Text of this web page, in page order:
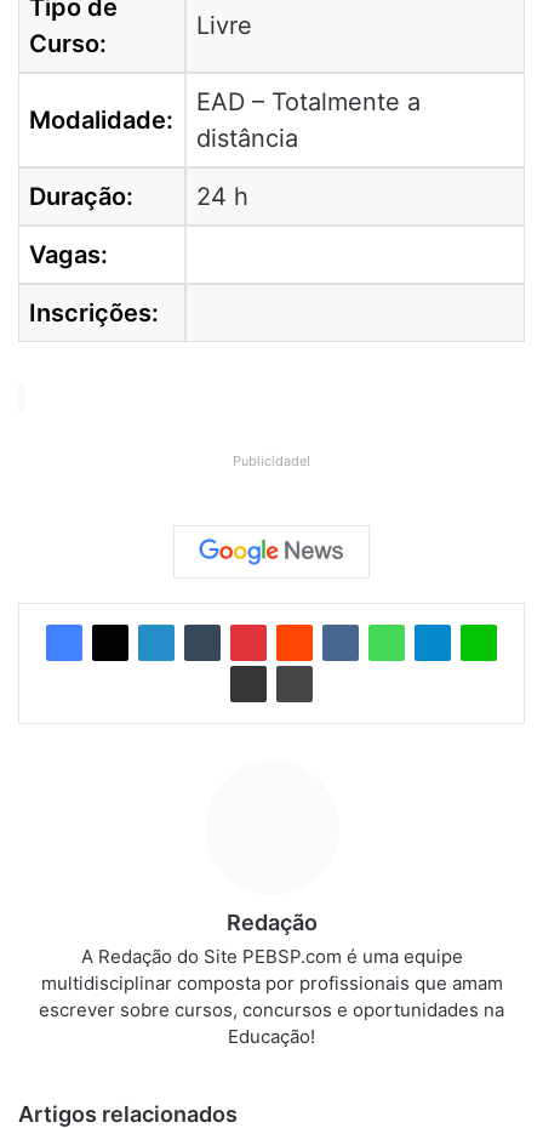
Tipo de
Curso:
Livre
Modalidade:
EAD – Totalmente a
distância
Duração:
24 h
Vagas:
Inscrições:
Publicidade!
Redação
A Redação do Site PEBSP.com é uma equipe
multidisciplinar composta por profissionais que amam
escrever sobre cursos, concursos e oportunidades na
Educação!
Artigos relacionados